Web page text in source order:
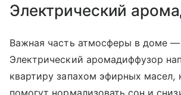
Электрический
Важная часть атмосферы в доме —
Электрический аромадиффузор
квартиру запахом эфирных масел,
помогут нормализовать сон и